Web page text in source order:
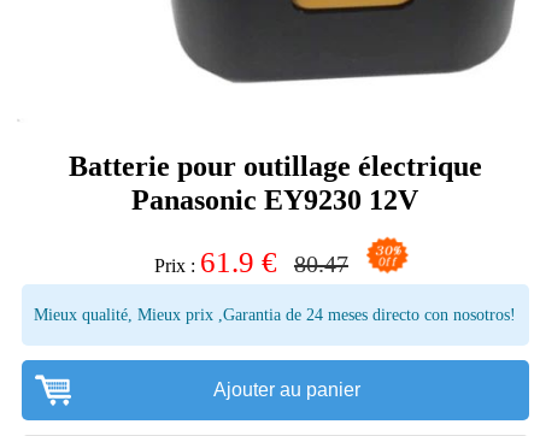
Batterie pour outillage électrique
Panasonic EY9230 12V
Prix : 61.9 € 80.47
Mieux qualité, Mieux prix ,Garantia de 24 meses directo con nosotros!
Ajouter au panier